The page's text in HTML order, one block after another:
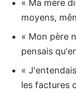
« Ma mère
moyens,
« Mon père
pensais
«
les factures